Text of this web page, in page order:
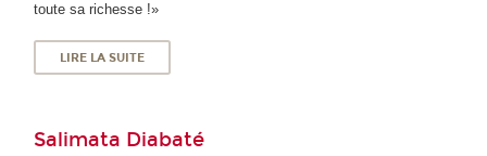
toute sa richesse !»
LIRE LA SUITE
Salimata Diabaté